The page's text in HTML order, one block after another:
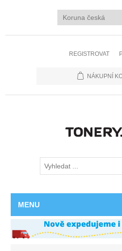
REGISTROVAT
NÁKUPNÍ
MENU